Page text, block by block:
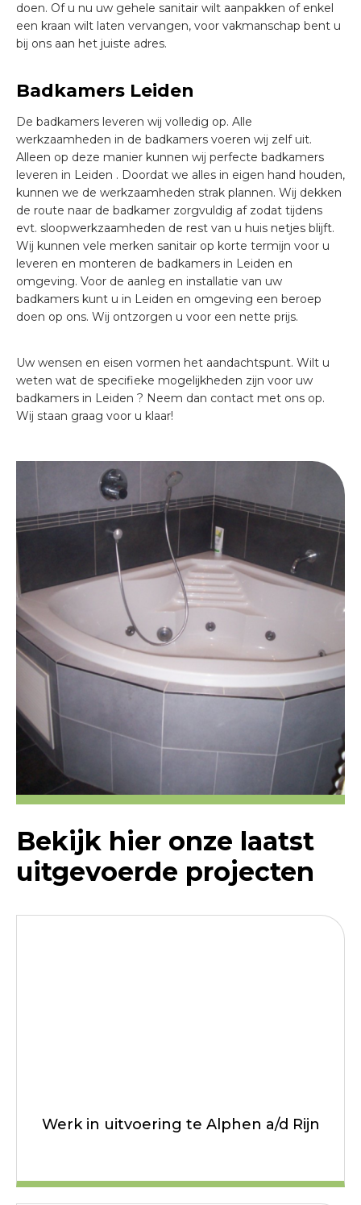
doen. Of u nu uw gehele sanitair wilt aanpakken of enkel
een kraan wilt laten vervangen, voor vakmanschap bent u
bij ons aan het juiste adres.
Badkamers Leiden
De badkamers leveren wij volledig op. Alle
werkzaamheden in de badkamers voeren wij zelf uit.
Alleen op deze manier kunnen wij perfecte badkamers
leveren in Leiden . Doordat we alles in eigen hand houden,
kunnen we de werkzaamheden strak plannen. Wij dekken
de route naar de badkamer zorgvuldig af zodat tijdens
evt. sloopwerkzaamheden de rest van u huis netjes blijft.
Wij kunnen vele merken sanitair op korte termijn voor u
leveren en monteren de badkamers in Leiden en
omgeving. Voor de aanleg en installatie van uw
badkamers kunt u in Leiden en omgeving een beroep
doen op ons. Wij ontzorgen u voor een nette prijs.
Uw wensen en eisen vormen het aandachtspunt. Wilt u
weten wat de specifieke mogelijkheden zijn voor uw
badkamers in Leiden ? Neem dan contact met ons op.
Wij staan graag voor u klaar!
Bekijk hier onze laatst
uitgevoerde projecten
Werk in uitvoering te Alphen a/d Rijn